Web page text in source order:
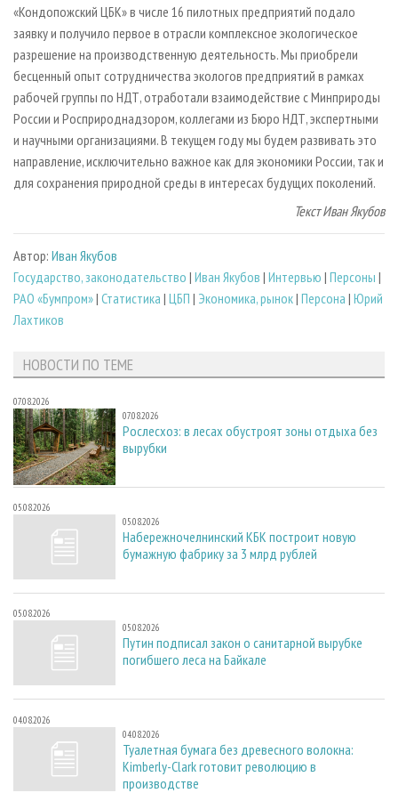
«Кондопожский ЦБК» в числе 16 пилотных предприятий подало
заявку и получило первое в отрасли комплексное экологическое
разрешение на производственную деятельность. Мы приобрели
бесценный опыт сотрудничества экологов предприятий в рамках
рабочей группы по НДТ, отработали взаимодействие с Минприроды
России и Росприроднадзором, коллегами из Бюро НДТ, экспертными
и научными организациями. В текущем году мы будем развивать это
направление, исключительно важное как для экономики России, так и
для сохранения природной среды в интересах будущих поколений.
Текст Иван Якубов
Автор: Иван Якубов
Государство, законодательство | Иван Якубов | Интервью | Персоны |
РАО «Бумпром»| Статистика | ЦБП | Экономика, рынок| Персона | Юрий
Лахтиков
НОВОСТИ ПО ТЕМЕ
07.08.2026
07.08.2026
Рослесхоз: в лесах обустроят зоны отдыха без
вырубки
05.08.2026
05.08.2026
Набережночелнинский КБК построит новую
бумажную фабрику за 3 млрд рублей
05.08.2026
05.08.2026
Путин подписал закон о санитарной вырубке
погибшего леса на Байкале
04.08.2026
04.08.2026
Туалетная бумага без древесного волокна:
Kimberly-Clark готовит революцию в
производстве